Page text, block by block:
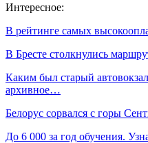
Интересное:
В рейтинге самых
В Бресте столкнулись
Каким был старый
архивное…
Белорус сорвался с горы
До 6 000 за год обучения.